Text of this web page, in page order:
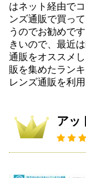
はネット経由で
ンズ通販で買っ
うのでお勧めで
きいので、最近
通販をオススメ
販を集めたラン
レンズ通販を利用
アッ